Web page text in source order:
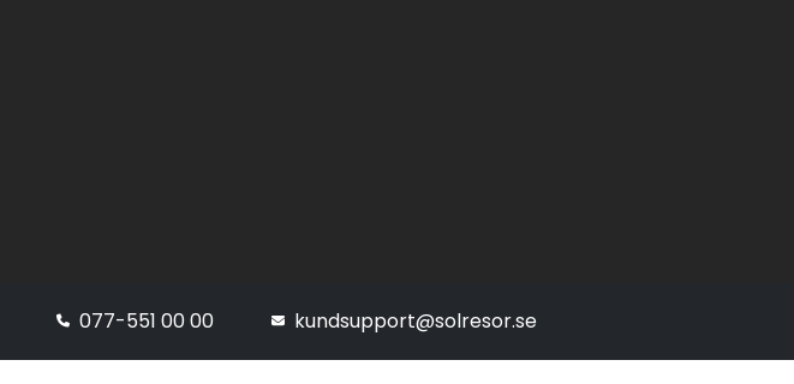
077-551 00 00 kundsupport@solresor.se